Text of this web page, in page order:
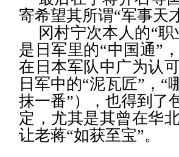
寄希望其所谓“军事天
冈村宁次本人的“职
是日军里的“中国通”
在日本军队中广为认
日军中的“泥瓦匠” ， “
抹一番”），也得到了
定，尤其是其曾在华
让老蒋“如获至宝”。